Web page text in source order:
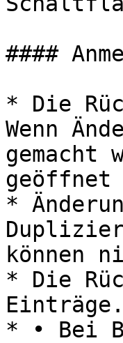
####
* Die
Wenn
gemacht
geöffnet
*
können
* Die
Einträge.
* • Bei